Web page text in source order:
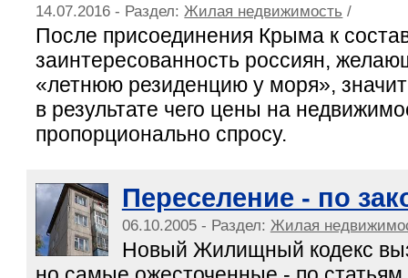
14.07.2016 - Раздел:Жилая недвижимость /
После присоединения Крыма к
заинтересованность россиян,
«летнюю резиденцию у моря»,
в результате чего цены на
пропорционально спросу.
Переселение - по
06.10.2005 - Раздел: Жилая
Новый Жилищный кодекс